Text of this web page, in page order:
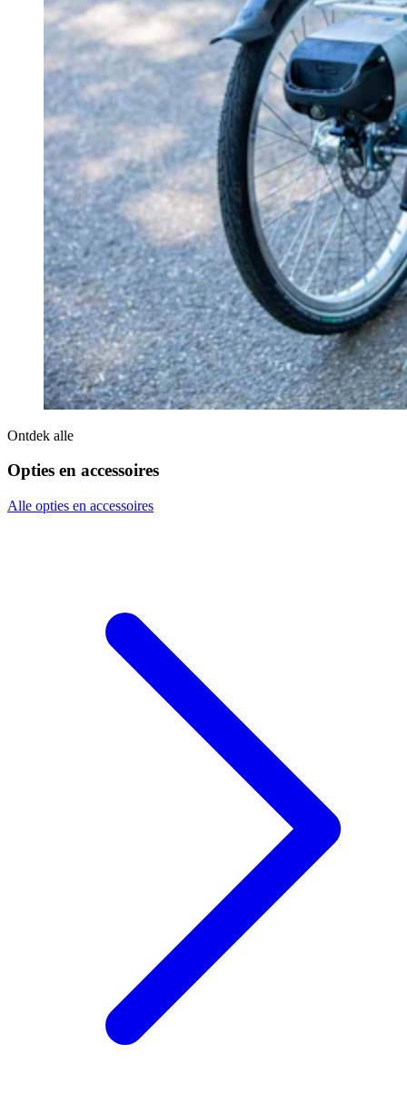
Ontdek alle
Opties en accessoires
Alle opties en accessoires